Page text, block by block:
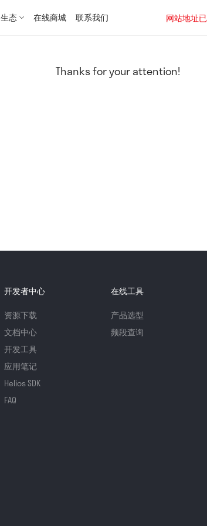
生态 在线商城 联系我们
网站地址
Thanks for your attention!
开发者中心
资源下载
文档中心
开发工具
应用笔记
Helios SDK
FAQ
在线工具
产品选型
频段查询